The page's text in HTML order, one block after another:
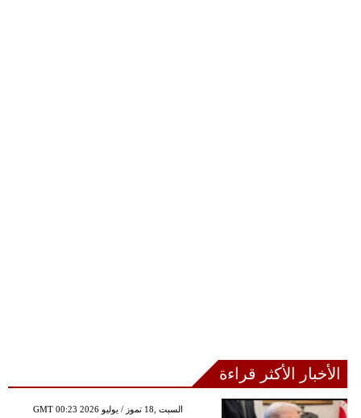
الأخبار الأكثر قراءة
GMT 00:23 2026 السبت ,18 تموز / يوليو